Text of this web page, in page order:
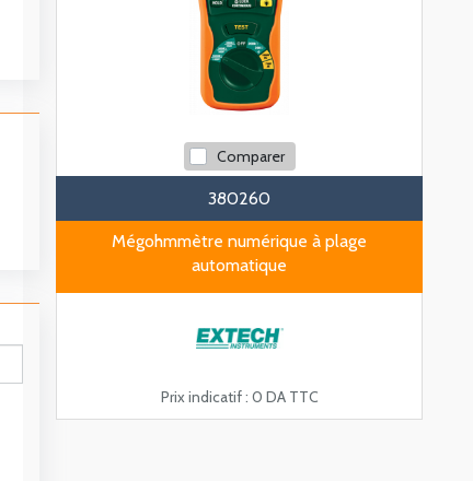
Comparer
380260
Mégohmmètre numérique à plage
automatique
Prix indicatif : 0 DA TTC